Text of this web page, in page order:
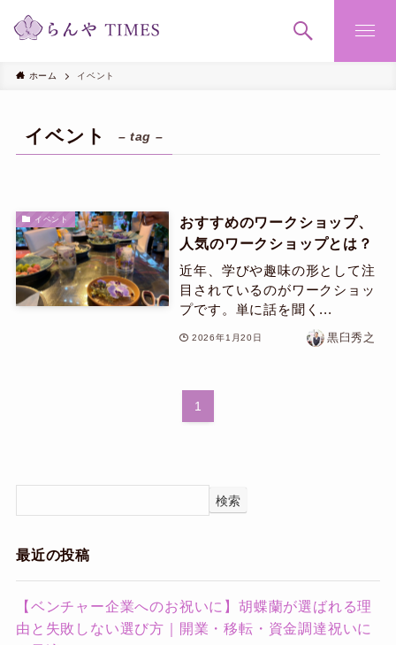
ホーム イベント
イベント – tag –
イベント
おすすめのワークショップ、
人気のワークショップとは？
近年、学びや趣味の形として注
目されているのがワークショッ
プです。単に話を聞く...
2026年1月20日 黒臼秀之
1
検索
最近の投稿
【ベンチャー企業へのお祝いに】胡蝶蘭が選ばれる理
由と失敗しない選び方｜開業・移転・資金調達祝いに